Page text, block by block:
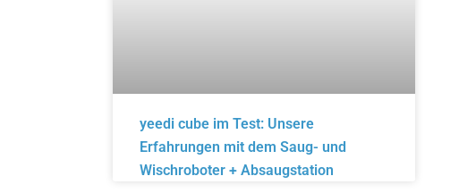
yeedi cube im Test: Unsere
Erfahrungen mit dem Saug- und
Wischroboter + Absaugstation